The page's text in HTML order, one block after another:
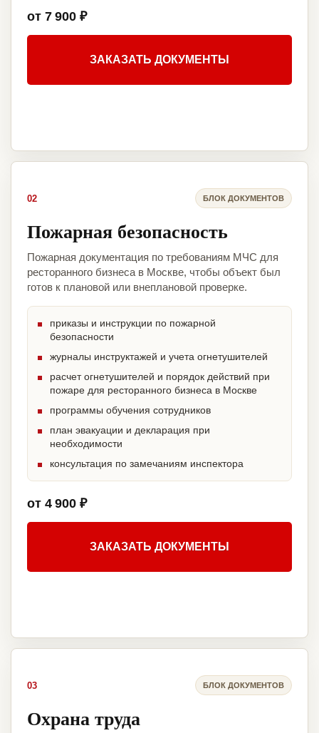
от 7 900 ₽
ЗАКАЗАТЬ ДОКУМЕНТЫ
02 БЛОК ДОКУМЕНТОВ
Пожарная безопасность
Пожарная документация по требованиям МЧС для
ресторанного бизнеса в Москве, чтобы объект был
готов к плановой или внеплановой проверке.
приказы и инструкции по пожарной
безопасности
журналы инструктажей и учета огнетушителей
расчет огнетушителей и порядок действий при
пожаре для ресторанного бизнеса в Москве
программы обучения сотрудников
план эвакуации и декларация при
необходимости
консультация по замечаниям инспектора
от 4 900 ₽
ЗАКАЗАТЬ ДОКУМЕНТЫ
03 БЛОК ДОКУМЕНТОВ
Охрана труда